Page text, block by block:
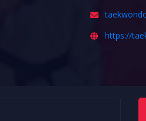
https://